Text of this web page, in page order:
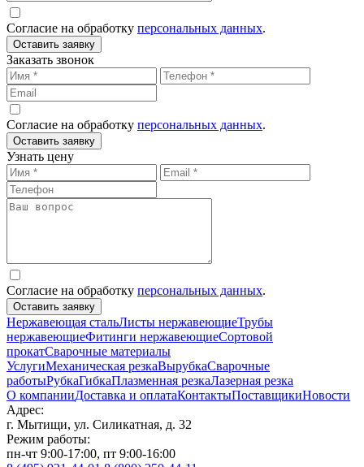
Согласие на обработку персональных данных.
Оставить заявку
Заказать звонок
Согласие на обработку персональных данных.
Оставить заявку
Узнать цену
Согласие на обработку персональных данных.
Оставить заявку
Нержавеющая стальЛисты нержавеющиеТрубы
нержавеющиеФитинги нержавеющиеСортовой
прокатСварочные материалы
УслугиМеханическая резкаВырубкаСварочные
работыРубкаГибкаПлазменная резкаЛазерная резка
О компанииДоставка и оплатаКонтактыПоставщикиНовости
Адрес:
г. Мытищи, ул. Силикатная, д. 32
Режим работы:
пн-чт 9:00-17:00, пт 9:00-16:00